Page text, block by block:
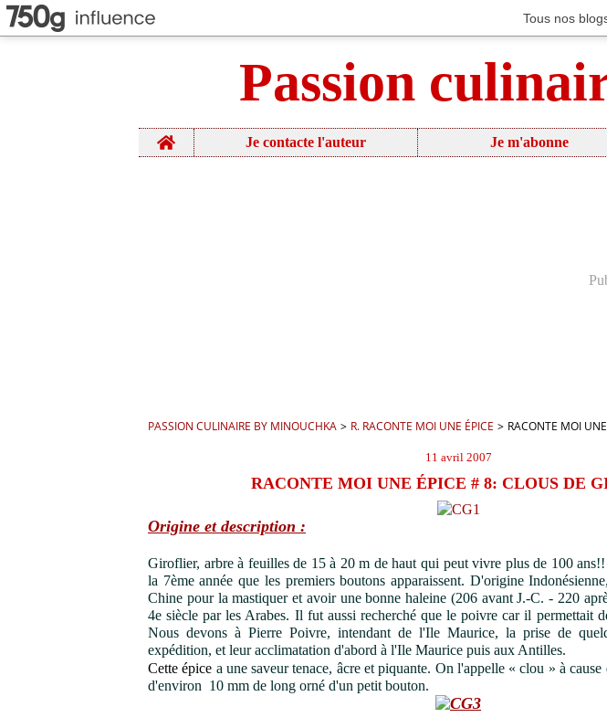
Tous nos
Passion
Home Je contacte l'auteur Je m'abonne
PASSION CULINAIRE BY MINOUCHKA > R. RACONTE MOI UNE ÉPICE > RACONTE MOI
11 avril 2007
RACONTE MOI UNE ÉPICE # 8: CLOUS DE
Origine et description :
Giroflier, arbre à feuilles de 15 à 20 m de haut qui peut vivre plus de 100
la 7ème année que les premiers boutons apparaissent. D'origine
Chine pour la mastiquer et avoir une bonne haleine (206 avant J.-C. - 220
4e siècle par les Arabes. Il fut aussi recherché que le poivre car il permettait
Nous devons à Pierre Poivre, intendant de l'Ile Maurice, la prise de
expédition, et leur acclimatation d'abord à l'Ile Maurice puis aux Antilles.
Cette épice a une saveur tenace, âcre et piquante. On l'appelle « clou » à
d'environ 10 mm de long orné d'un petit bouton.